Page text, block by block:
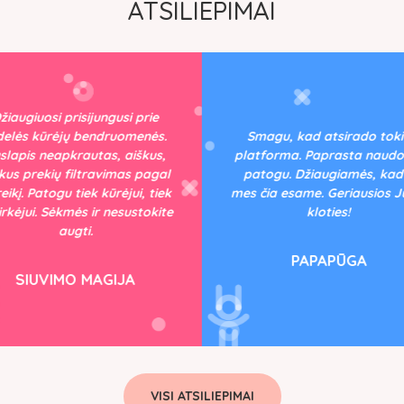
ATSILIEPIMAI
prisijungusi prie
kūrėjų bendruomenės.
neapkrautas, aiškus,
prekių filtravimas pagal
Patogu tiek kūrėjui, tiek
Sėkmės ir nesustokite
augti.
SIUVIMO MAGIJA
Smagu, kad atsirado
platforma. Paprasta
patogu. Džiaugiamės,
mes čia esame. Geriausios
kloties!
PAPAPŪGA
VISI ATSILIEPIMAI